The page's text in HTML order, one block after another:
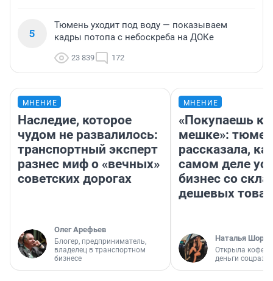
5
Тюмень уходит под воду — показываем
кадры потопа с небоскреба на ДОКе
23 839 172
МНЕНИЕ
Наследие, которое
чудом не развалилось:
транспортный эксперт
разнес миф о «вечных»
советских дорогах
Олег Арефьев
Блогер, предприниматель,
владелец в транспортном
бизнесе
МНЕНИЕ
«Покупаешь
мешке»:
рассказала,
самом деле
бизнес со
дешевых
Наталья
Открыла
деньги